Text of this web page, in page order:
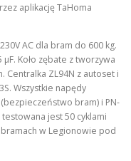
aplikację TaHoma
AC dla bram do 600 kg.
Koło zębate z tworzywa
Centralka ZL94N z autoset i
Wszystkie napędy
bram) i PN-
jest 50 cyklami
w Legionowie pod